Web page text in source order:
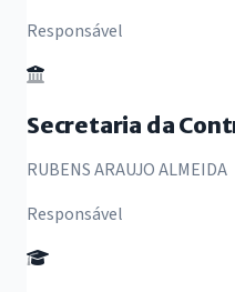
Responsável
RUBENS ARAUJO ALMEIDA
Responsável